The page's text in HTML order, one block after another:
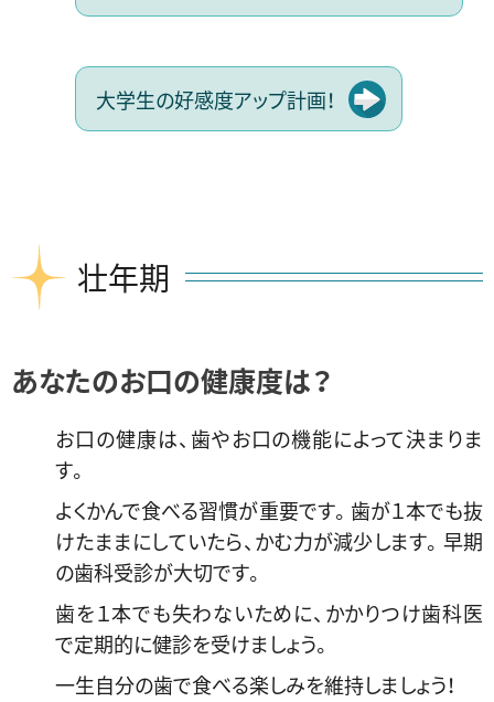
大学生の好感度アップ計画！
壮年期
あなたのお口の健康度は？
お口の健康は、歯やお口の機能によって決まりま
す。
よくかんで食べる習慣が重要です。歯が１本でも抜
けたままにしていたら、かむ力が減少します。早期
の歯科受診が大切です。
歯を１本でも失わないために、かかりつけ歯科医
で定期的に健診を受けましょう。
一生自分の歯で食べる楽しみを維持しましょう！